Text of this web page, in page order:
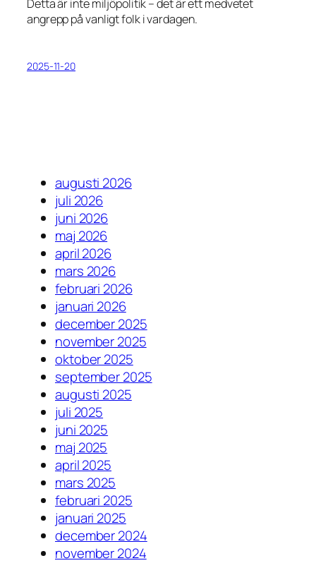
Detta är inte miljöpolitik – det är ett medvetet
angrepp på vanligt folk i vardagen.
2025-11-20
augusti 2026
juli 2026
juni 2026
maj 2026
april 2026
mars 2026
februari 2026
januari 2026
december 2025
november 2025
oktober 2025
september 2025
augusti 2025
juli 2025
juni 2025
maj 2025
april 2025
mars 2025
februari 2025
januari 2025
december 2024
november 2024